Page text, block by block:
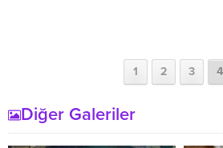
1 2 3 4
Diğer Galeriler